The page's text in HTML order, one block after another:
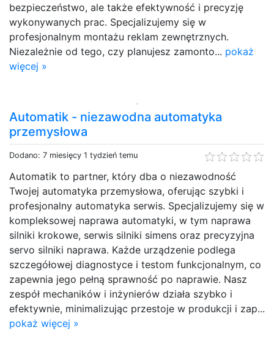
bezpieczeństwo, ale także efektywność i precyzję
wykonywanych prac. Specjalizujemy się w
profesjonalnym montażu reklam zewnętrznych.
Niezależnie od tego, czy planujesz zamonto... pokaż
więcej »
Automatik - niezawodna automatyka
przemysłowa
Dodano: 7 miesięcy 1 tydzień temu
Automatik to partner, który dba o niezawodność
Twojej automatyka przemysłowa, oferując szybki i
profesjonalny automatyka serwis. Specjalizujemy się w
kompleksowej naprawa automatyki, w tym naprawa
silniki krokowe, serwis silniki simens oraz precyzyjna
servo silniki naprawa. Każde urządzenie podlega
szczegółowej diagnostyce i testom funkcjonalnym, co
zapewnia jego pełną sprawność po naprawie. Nasz
zespół mechaników i inżynierów działa szybko i
efektywnie, minimalizując przestoje w produkcji i zap...
pokaż więcej »